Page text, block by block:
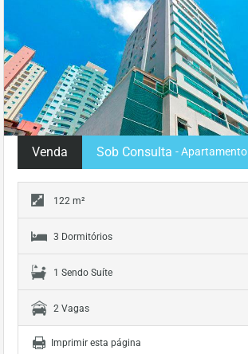
Venda Sob Consulta - Apartamento
122 m²
3 Dormitórios
1 Sendo Suíte
2 Vagas
Imprimir esta página